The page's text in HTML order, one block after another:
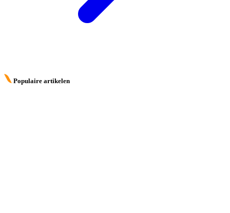
Populaire artikelen